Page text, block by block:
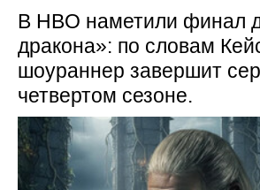
В HBO наметили финал
дракона»: по словам
шоураннер завершит
четвертом сезоне.